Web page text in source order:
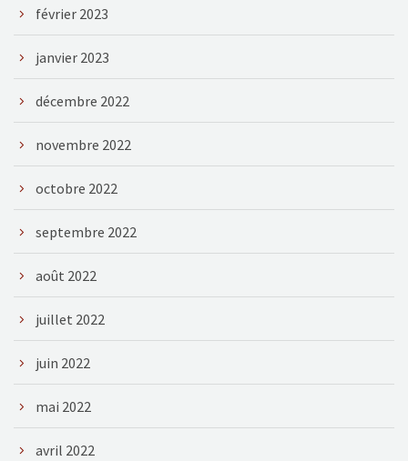
février 2023
janvier 2023
décembre 2022
novembre 2022
octobre 2022
septembre 2022
août 2022
juillet 2022
juin 2022
mai 2022
avril 2022